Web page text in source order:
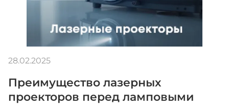
Преимущество лазерных
проекторов перед ламповыми
28.02.2025